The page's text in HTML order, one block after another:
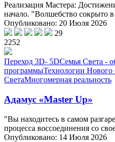
Реализация Мастера:
начало. "Волшебство сокрыто
Опубликовано: 20 Июля 2026
29
2252
Переход 3D- 5DСемья Света -
программыТехнологии Нового
СветаМногомерная реальность
Адамус «Master Up»
"Вы находитесь в самом
процесса воссоединения со
Опубликовано: 14 Июля 2026